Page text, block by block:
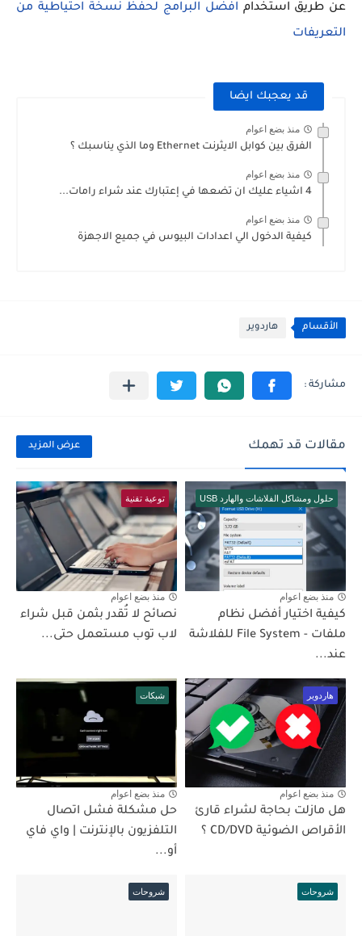
عن طريق استخدام افضل البرامج لحفظ نسخة احتياطية من
التعريفات
قد يعجبك ايضا
منذ بضع اعوام
الفرق بين كوابل الايثرنت Ethernet وما الذي يناسبك ؟
منذ بضع اعوام
4 اشياء عليك ان تضعها في إعتبارك عند شراء رامات...
منذ بضع اعوام
كيفية الدخول الي اعدادات البيوس في جميع الاجهزة
الأقسام هاردوير
مقالات قد تهمك عرض المزيد
حلول ومشاكل الفلاشات والهارد USB
منذ بضع اعوام
كيفية اختيار أفضل نظام
ملفات - File System للفلاشة
عند...
توعية تقنية
منذ بضع اعوام
نصائح لا تُقدر بثمن قبل شراء
لاب توب مستعمل حتى...
هاردوير
منذ بضع اعوام
هل مازلت بحاجة لشراء قارئ
الأقراص الضوئية CD/DVD ؟
شبكات
منذ بضع اعوام
حل مشكلة فشل اتصال
التلفزيون بالإنترنت | واي فاي
أو...
شروحات شروحات